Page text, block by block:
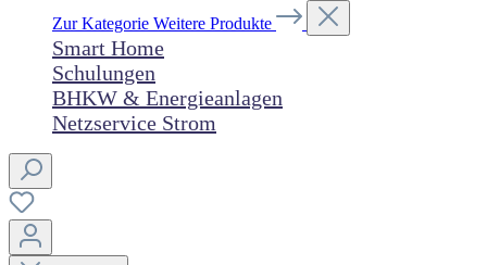
Zur Kategorie Weitere Produkte
Smart Home
Schulungen
BHKW & Energieanlagen
Netzservice Strom